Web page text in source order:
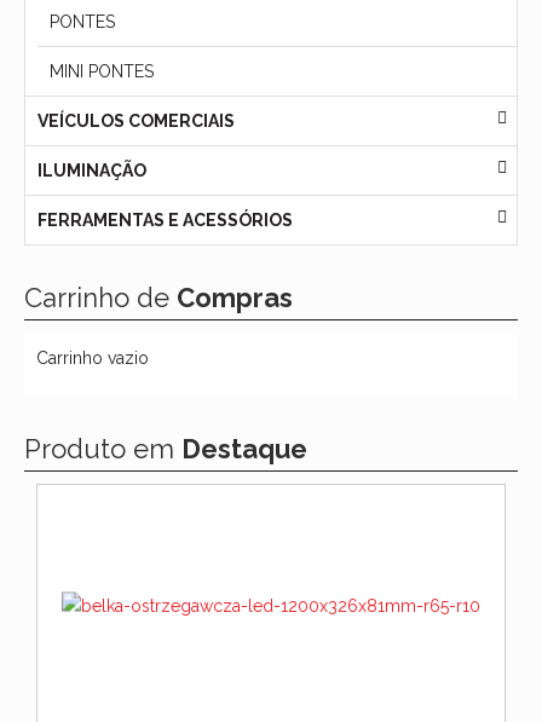
PONTES
MINI PONTES
VEÍCULOS COMERCIAIS
ILUMINAÇÃO
FERRAMENTAS E ACESSÓRIOS
Carrinho de Compras
Carrinho vazio
Produto em Destaque